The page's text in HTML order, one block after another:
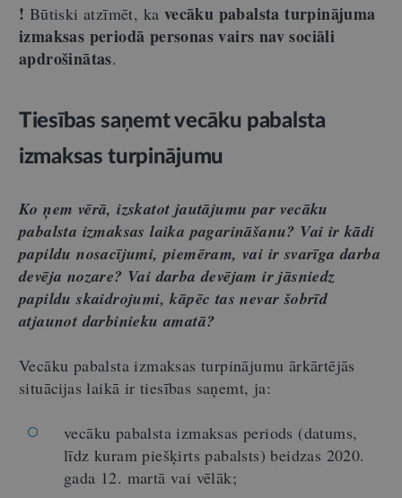
! Būtiski atzīmēt, ka vecāku pabalsta turpinājuma
izmaksas periodā personas vairs nav sociāli
apdrošinātas.
Tiesības saņemt vecāku pabalsta
izmaksas turpinājumu
Ko ņem vērā, izskatot jautājumu par vecāku
pabalsta izmaksas laika pagarināšanu? Vai ir kādi
papildu nosacījumi, piemēram, vai ir svarīga darba
devēja nozare? Vai darba devējam ir jāsniedz
papildu skaidrojumi, kāpēc tas nevar šobrīd
atjaunot darbinieku amatā?
Vecāku pabalsta izmaksas turpinājumu ārkārtējās
situācijas laikā ir tiesības saņemt, ja:
vecāku pabalsta izmaksas periods (datums,
līdz kuram piešķirts pabalsts) beidzas 2020.
gada 12. martā vai vēlāk;